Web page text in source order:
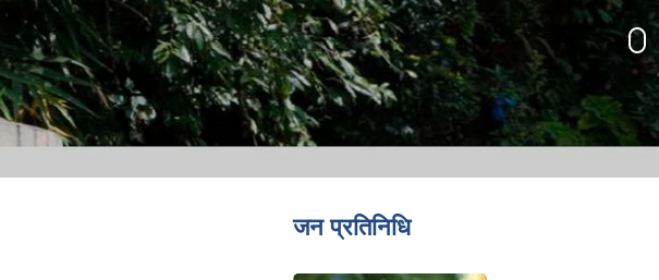
जन प्रतिनिधि